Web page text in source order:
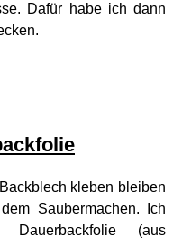
Dafür habe ich dann
kleben bleiben
Saubermachen. Ich
(aus